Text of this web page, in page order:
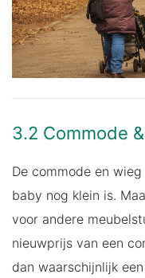
3.2 Commode
De commode en
baby nog klein is.
voor andere
nieuwprijs van een
dan waarschijnlijk